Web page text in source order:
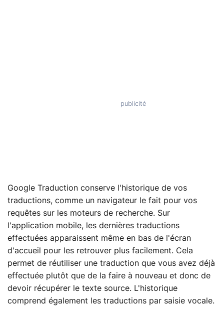
Google Traduction conserve l'historique de vos
traductions, comme un navigateur le fait pour vos
requêtes sur les moteurs de recherche. Sur
l'application mobile, les dernières traductions
effectuées apparaissent même en bas de l'écran
d'accueil pour les retrouver plus facilement. Cela
permet de réutiliser une traduction que vous avez déjà
effectuée plutôt que de la faire à nouveau et donc de
devoir récupérer le texte source. L'historique
comprend également les traductions par saisie vocale.